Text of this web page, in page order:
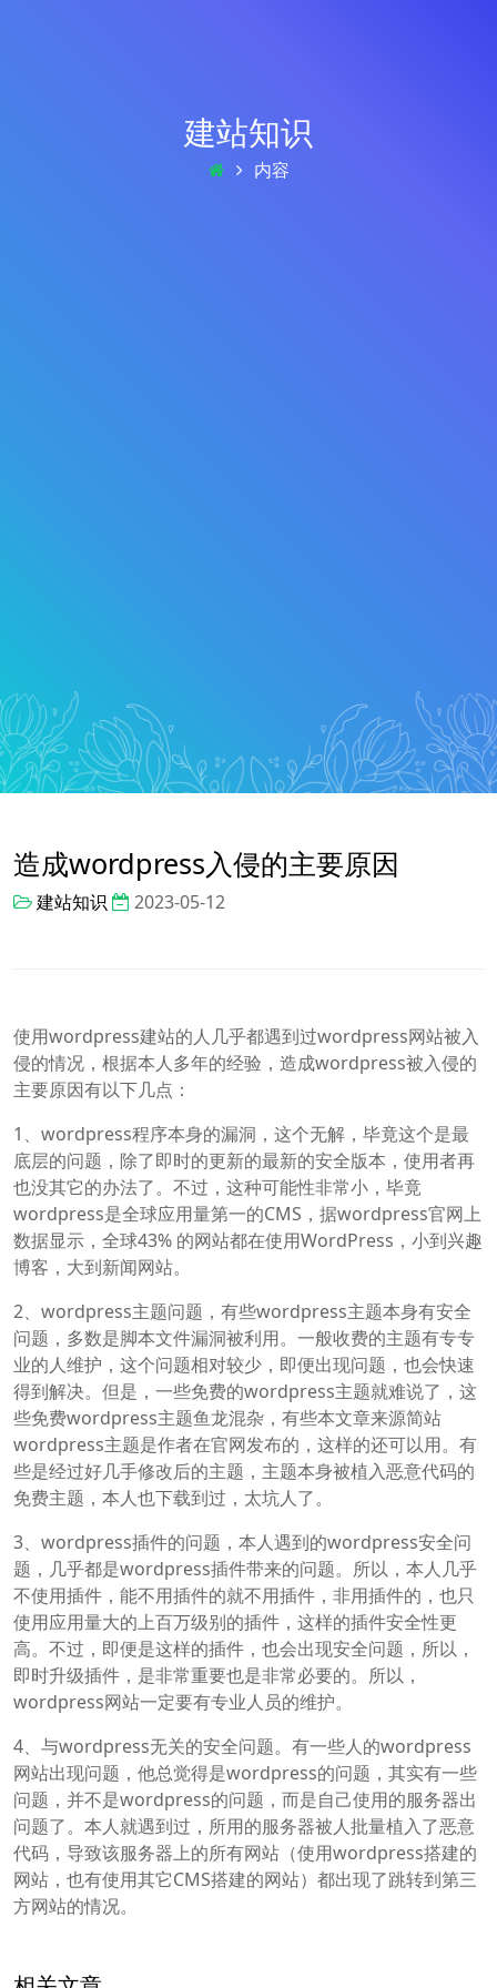
建站知识
内容
造成wordpress入侵的主要原因
建站知识 2023-05-12
使用wordpress建站的人几乎都遇到过wordpress网站被入
侵的情况，根据本人多年的经验，造成wordpress被入侵的
主要原因有以下几点：
1、wordpress程序本身的漏洞，这个无解，毕竟这个是最
底层的问题，除了即时的更新的最新的安全版本，使用者再
也没其它的办法了。不过，这种可能性非常小，毕竟
wordpress是全球应用量第一的CMS，据wordpress官网上
数据显示，全球43% 的网站都在使用WordPress，小到兴趣
博客，大到新闻网站。
2、wordpress主题问题，有些wordpress主题本身有安全
问题，多数是脚本文件漏洞被利用。一般收费的主题有专专
业的人维护，这个问题相对较少，即便出现问题，也会快速
得到解决。但是，一些免费的wordpress主题就难说了，这
些免费wordpress主题鱼龙混杂，有些本文章来源简站
wordpress主题是作者在官网发布的，这样的还可以用。有
些是经过好几手修改后的主题，主题本身被植入恶意代码的
免费主题，本人也下载到过，太坑人了。
3、wordpress插件的问题，本人遇到的wordpress安全问
题，几乎都是wordpress插件带来的问题。所以，本人几乎
不使用插件，能不用插件的就不用插件，非用插件的，也只
使用应用量大的上百万级别的插件，这样的插件安全性更
高。不过，即便是这样的插件，也会出现安全问题，所以，
即时升级插件，是非常重要也是非常必要的。所以，
wordpress网站一定要有专业人员的维护。
4、与wordpress无关的安全问题。有一些人的wordpress
网站出现问题，他总觉得是wordpress的问题，其实有一些
问题，并不是wordpress的问题，而是自己使用的服务器出
问题了。本人就遇到过，所用的服务器被人批量植入了恶意
代码，导致该服务器上的所有网站（使用wordpress搭建的
网站，也有使用其它CMS搭建的网站）都出现了跳转到第三
方网站的情况。